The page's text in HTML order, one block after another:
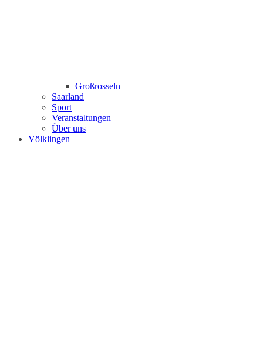
Großrosseln
Saarland
Sport
Veranstaltungen
Über uns
Völklingen